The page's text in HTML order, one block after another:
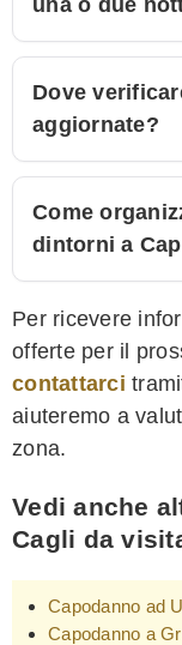
una o due
Dove
aggiornate?
Come
dintorni a
Per ricevere
offerte per il
contattarci
aiuteremo a
zona.
Vedi anche
Cagli da
Capodanno ad
Capodanno a